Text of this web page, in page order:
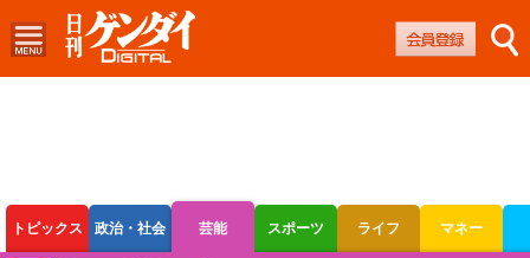
トピックス 政治・社会 芸能 スポーツ ライフ マネー